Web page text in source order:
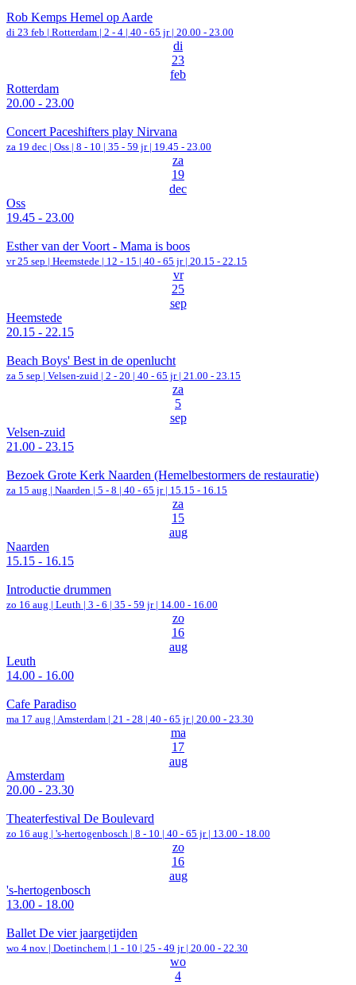
Rob Kemps Hemel op Aarde
di 23 feb | Rotterdam | 2 - 4 | 40 - 65 jr | 20.00 - 23.00
di
23
feb
Rotterdam
20.00 - 23.00
Concert Paceshifters play Nirvana
za 19 dec | Oss | 8 - 10 | 35 - 59 jr | 19.45 - 23.00
za
19
dec
Oss
19.45 - 23.00
Esther van der Voort - Mama is boos
vr 25 sep | Heemstede | 12 - 15 | 40 - 65 jr | 20.15 - 22.15
vr
25
sep
Heemstede
20.15 - 22.15
Beach Boys' Best in de openlucht
za 5 sep | Velsen-zuid | 2 - 20 | 40 - 65 jr | 21.00 - 23.15
za
5
sep
Velsen-zuid
21.00 - 23.15
Bezoek Grote Kerk Naarden (Hemelbestormers de restauratie)
za 15 aug | Naarden | 5 - 8 | 40 - 65 jr | 15.15 - 16.15
za
15
aug
Naarden
15.15 - 16.15
Introductie drummen
zo 16 aug | Leuth | 3 - 6 | 35 - 59 jr | 14.00 - 16.00
zo
16
aug
Leuth
14.00 - 16.00
Cafe Paradiso
ma 17 aug | Amsterdam | 21 - 28 | 40 - 65 jr | 20.00 - 23.30
ma
17
aug
Amsterdam
20.00 - 23.30
Theaterfestival De Boulevard
zo 16 aug | 's-hertogenbosch | 8 - 10 | 40 - 65 jr | 13.00 - 18.00
zo
16
aug
's-hertogenbosch
13.00 - 18.00
Ballet De vier jaargetijden
wo 4 nov | Doetinchem | 1 - 10 | 25 - 49 jr | 20.00 - 22.30
wo
4